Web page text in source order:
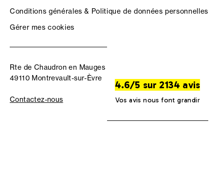
Conditions générales & Politique de données personnelles
Gérer mes cookies
Rte de Chaudron en Mauges
49110 Montrevault-sur-Èvre
Contactez-nous
4.6/5 sur 2134 avis
Vos avis nous font grandir